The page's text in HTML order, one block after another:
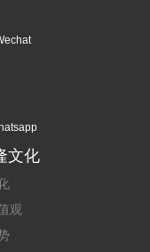
文化
观